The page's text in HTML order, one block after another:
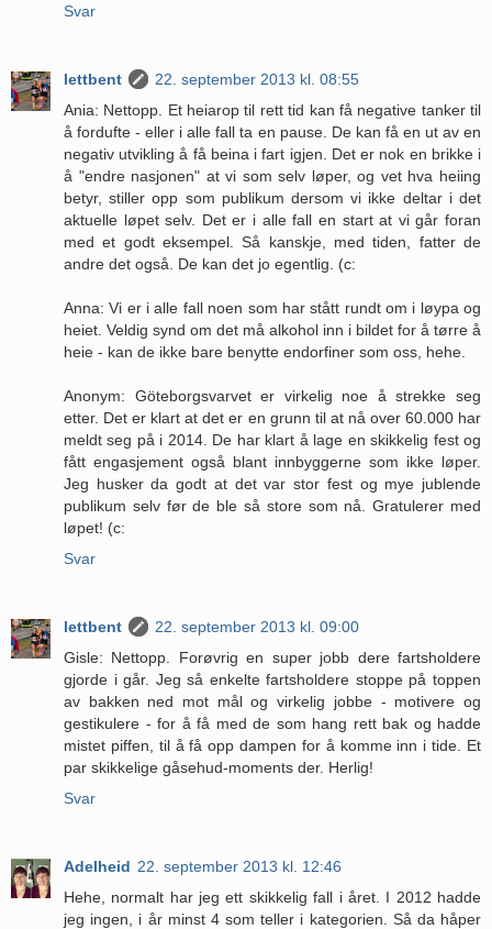
Svar
lettbent
22. september 2013 kl. 08:55
Ania: Nettopp. Et heiarop til rett tid kan få negative tanker til
å fordufte - eller i alle fall ta en pause. De kan få en ut av en
negativ utvikling å få beina i fart igjen. Det er nok en brikke i
å "endre nasjonen" at vi som selv løper, og vet hva heiing
betyr, stiller opp som publikum dersom vi ikke deltar i det
aktuelle løpet selv. Det er i alle fall en start at vi går foran
med et godt eksempel. Så kanskje, med tiden, fatter de
andre det også. De kan det jo egentlig. (c:
Anna: Vi er i alle fall noen som har stått rundt om i løypa og
heiet. Veldig synd om det må alkohol inn i bildet for å tørre å
heie - kan de ikke bare benytte endorfiner som oss, hehe.
Anonym: Göteborgsvarvet er virkelig noe å strekke seg
etter. Det er klart at det er en grunn til at nå over 60.000 har
meldt seg på i 2014. De har klart å lage en skikkelig fest og
fått engasjement også blant innbyggerne som ikke løper.
Jeg husker da godt at det var stor fest og mye jublende
publikum selv før de ble så store som nå. Gratulerer med
løpet! (c:
Svar
lettbent
22. september 2013 kl. 09:00
Gisle: Nettopp. Forøvrig en super jobb dere fartsholdere
gjorde i går. Jeg så enkelte fartsholdere stoppe på toppen
av bakken ned mot mål og virkelig jobbe - motivere og
gestikulere - for å få med de som hang rett bak og hadde
mistet piffen, til å få opp dampen for å komme inn i tide. Et
par skikkelige gåsehud-moments der. Herlig!
Svar
Adelheid 22. september 2013 kl. 12:46
Hehe, normalt har jeg ett skikkelig fall i året. I 2012 hadde
jeg ingen, i år minst 4 som teller i kategorien. Så da håper